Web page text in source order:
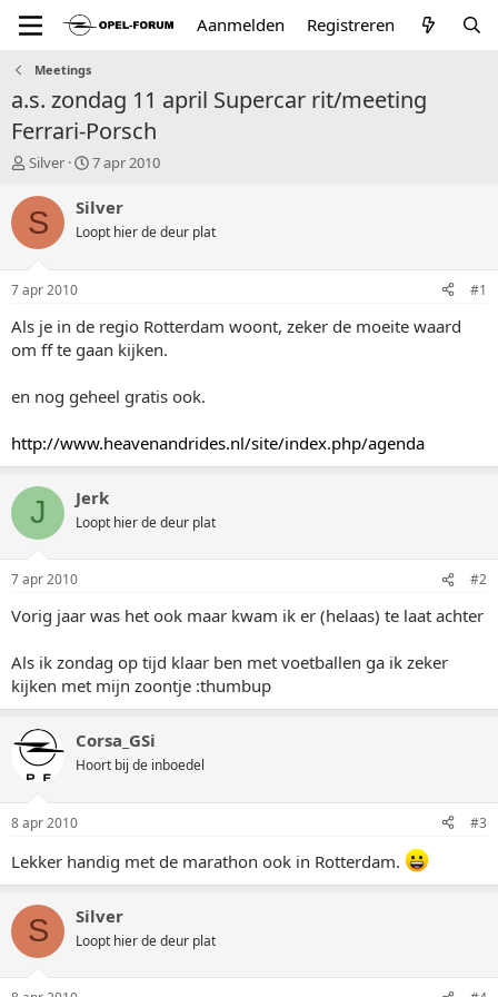
Aanmelden Registreren
Meetings
a.s. zondag 11 april Supercar rit/meeting
Ferrari-Porsch
T
p
i
a
r
e
Silver
S
a
t
u
7 apr 2010
S Silver
Loopt hier de deur plat
7 apr 2010 #1
Als je in de regio Rotterdam woont, zeker de moeite waard
om ff te gaan kijken.
en nog geheel gratis ook.
http://www.heavenandrides.nl/site/index.php/agenda
J Jerk
Loopt hier de deur plat
7 apr 2010 #2
Vorig jaar was het ook maar kwam ik er (helaas) te laat achter
Als ik zondag op tijd klaar ben met voetballen ga ik zeker
kijken met mijn zoontje :thumbup
Corsa_GSi
Hoort bij de inboedel
8 apr 2010 #3
Lekker handig met de marathon ook in Rotterdam.
S Silver
Loopt hier de deur plat